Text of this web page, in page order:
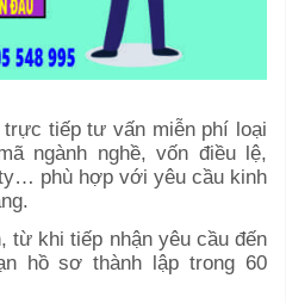
tiếp tư vấn miễn phí loại
ngành nghề, vốn điều lệ,
phù hợp với yêu cầu kinh
từ khi tiếp nhận yêu cầu đến
hồ sơ thành lập trong 60